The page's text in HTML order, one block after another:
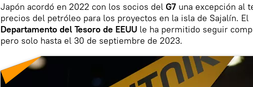
Japón acordó en 2022 con los socios del G7 una excepción al
precios del petróleo para los proyectos en la isla de Sajalín. El
Departamento del Tesoro de EEUU le ha permitido seguir
pero solo hasta el 30 de septiembre de 2023.